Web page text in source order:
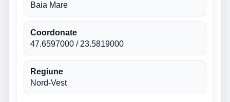
Baia Mare
Coordonate
47.6597000 / 23.5819000
Regiune
Nord-Vest